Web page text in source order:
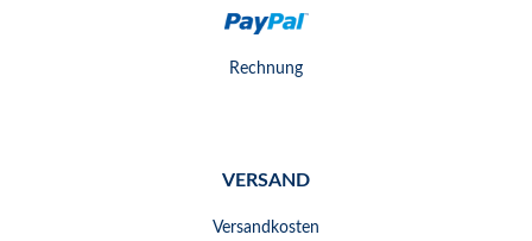
Rechnung
VERSAND
Versandkosten